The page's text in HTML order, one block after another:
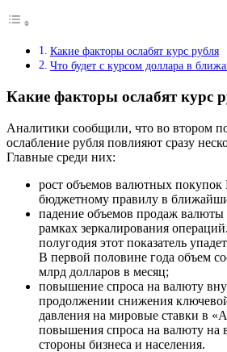
Какие факторы ослабят курс рубля
Что будет с курсом доллара в
Какие факторы ослабят курс
Аналитики сообщили, что во втором
ослабление рубля повлияют сразу
Главные среди них:
рост объемов валютных
бюджетному правилу в
падение объемов продаж
рамках зеркалирования
полугодия этот показатель
В первой половине года объем
млрд долларов в месяц;
повышение спроса на валюту
продолжении снижения
давления на мировые ставки в
повышения спроса на валюту на
стороны бизнеса и населения.